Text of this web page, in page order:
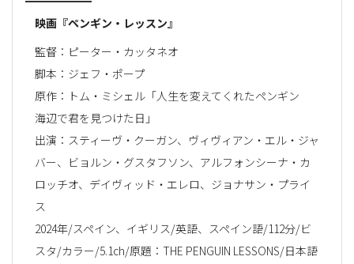
映画『ペンギン・レッスン』
監督：ピーター・カッタネオ
脚本：ジェフ・ポープ
原作：トム・ミシェル「人生を変えてくれたペンギン
海辺で君を見つけた日」
出演：スティーヴ・クーガン、ヴィヴィアン・エル・ジャ
バー、ビョルン・グスタフソン、アルフォンシーナ・カ
ロッチオ、デイヴィッド・エレロ、ジョナサン・プライ
ス
2024年/スペイン、イギリス/英語、スペイン語/112分/ビ
スタ/カラー/5.1ch/原題：THE PENGUIN LESSONS/日本語